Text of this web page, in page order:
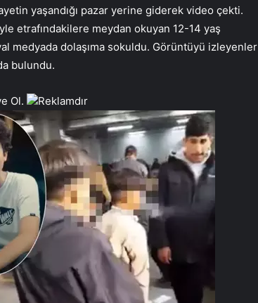
yaşandığı pazar yerine giderek video çekti.
etrafındakilere meydan okuyan 12-14 yaş
medyada dolaşıma sokuldu. Görüntüyü izleyenler
bulundu.
Ol. Reklamdır